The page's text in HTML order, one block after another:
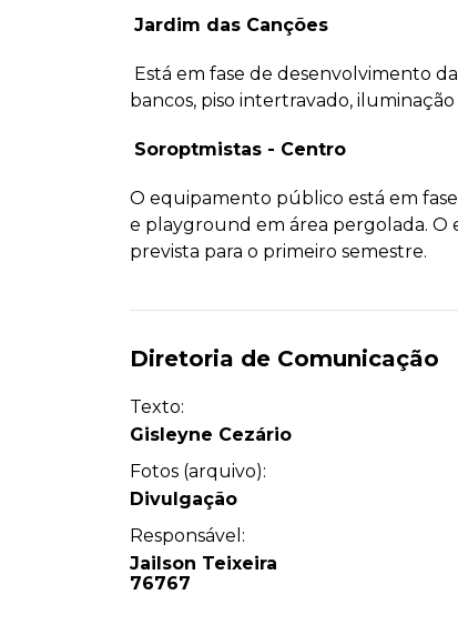
Jardim das Canções
Está em fase de desenvolvimento
bancos, piso intertravado,
Soroptmistas - Centro
O equipamento público está em
e playground em área pergolada. O
prevista para o primeiro semestre.
Diretoria de Comunicação
Texto:
Gisleyne Cezário
Fotos (arquivo):
Divulgação
Responsável:
Jailson Teixeira
76767